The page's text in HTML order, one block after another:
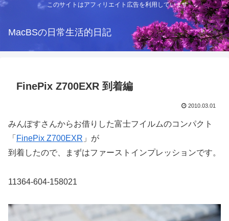
このサイトはアフィリエイト広告を利用しています
MacBSの日常生活的日記
FinePix Z700EXR 到着編
2010.03.01
みんぽすさんからお借りした富士フイルムのコンパクト
「 FinePix Z700EXR 」が
到着したので、まずはファーストインプレッションです。
11364-604-158021